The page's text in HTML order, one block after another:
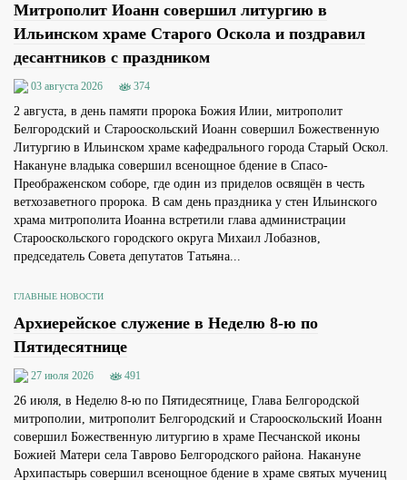
Митрополит Иоанн совершил литургию в
Ильинском храме Старого Оскола и поздравил
десантников с праздником
03 августа 2026 374
2 августа, в день памяти пророка Божия Илии, митрополит
Белгородский и Старооскольский Иоанн совершил Божественную
Литургию в Ильинском храме кафедрального города Старый Оскол.
Накануне владыка совершил всенощное бдение в Спасо-
Преображенском соборе, где один из приделов освящён в честь
ветхозаветного пророка. В сам день праздника у стен Ильинского
храма митрополита Иоанна встретили глава администрации
Старооскольского городского округа Михаил Лобазнов,
председатель Совета депутатов Татьяна...
ГЛАВНЫЕ НОВОСТИ
Архиерейское служение в Неделю 8-ю по
Пятидесятнице
27 июля 2026 491
26 июля, в Неделю 8-ю по Пятидесятнице, Глава Белгородской
митрополии, митрополит Белгородский и Старооскольский Иоанн
совершил Божественную литургию в храме Песчанской иконы
Божией Матери села Таврово Белгородского района. Накануне
Архипастырь совершил всенощное бдение в храме святых мучениц